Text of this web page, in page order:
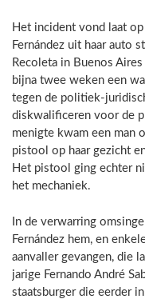
Het incident vond laat
Fernández uit haar auto
Recoleta in Buenos
bijna twee weken een
tegen de politiek-
diskwalificeren voor de
menigte kwam een man
pistool op haar gezicht
Het pistool ging echter
het mechaniek.
In de verwarring
Fernández hem, en
aanvaller gevangen, die
jarige Fernando André
staatsburger die eerder